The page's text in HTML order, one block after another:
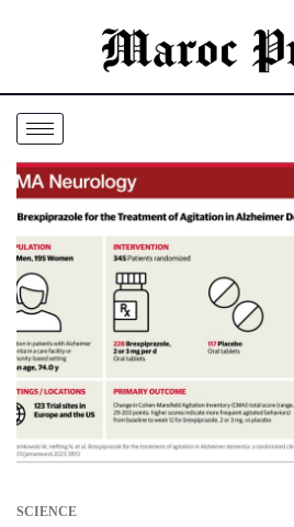
SCIENCE